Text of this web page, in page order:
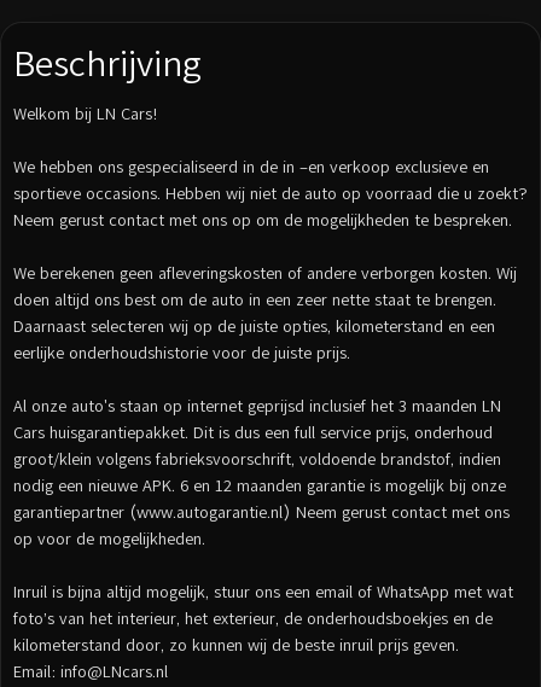
Beschrijving
Welkom bij LN Cars!
We hebben ons gespecialiseerd in de in –en verkoop exclusieve en
sportieve occasions. Hebben wij niet de auto op voorraad die u zoekt?
Neem gerust contact met ons op om de mogelijkheden te bespreken.
We berekenen geen afleveringskosten of andere verborgen kosten. Wij
doen altijd ons best om de auto in een zeer nette staat te brengen.
Daarnaast selecteren wij op de juiste opties, kilometerstand en een
eerlijke onderhoudshistorie voor de juiste prijs.
Al onze auto's staan op internet geprijsd inclusief het 3 maanden LN
Cars huisgarantiepakket. Dit is dus een full service prijs, onderhoud
groot/klein volgens fabrieksvoorschrift, voldoende brandstof, indien
nodig een nieuwe APK. 6 en 12 maanden garantie is mogelijk bij onze
garantiepartner (www.autogarantie.nl) Neem gerust contact met ons
op voor de mogelijkheden.
Inruil is bijna altijd mogelijk, stuur ons een email of WhatsApp met wat
foto’s van het interieur, het exterieur, de onderhoudsboekjes en de
kilometerstand door, zo kunnen wij de beste inruil prijs geven.
Email: info@LNcars.nl